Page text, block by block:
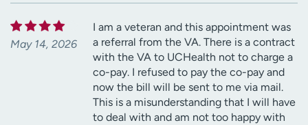
May 14, 2026
I am a veteran and this appointment was
a referral from the VA. There is a contract
with the VA to UCHealth not to charge a
co-pay. I refused to pay the co-pay and
now the bill will be sent to me via mail.
This is a misunderstanding that I will have
to deal with and am not too happy with